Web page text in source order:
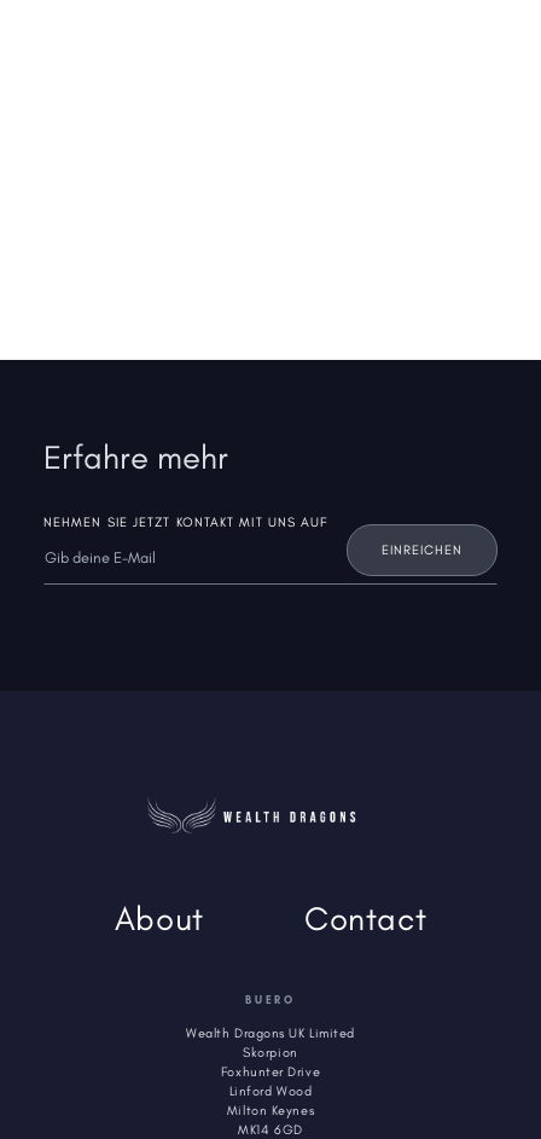
Erfahre mehr
NEHMEN SIE JETZT KONTAKT MIT UNS AUF
About Contact
BUERO
Wealth Dragons UK Limited
Skorpion
Foxhunter Drive
Linford Wood
Milton Keynes
MK14 6GD